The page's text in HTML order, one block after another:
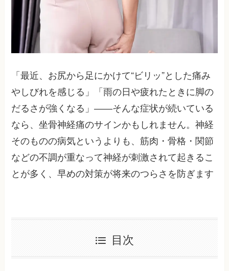
「最近、お尻から足にかけて“ビリッ”とした痛み
やしびれを感じる」「雨の日や疲れたときに脚の
だるさが強くなる」――そんな症状が続いている
なら、坐骨神経痛のサインかもしれません。神経
そのものの病気というよりも、筋肉・骨格・関節
などの不調が重なって神経が刺激されて起きるこ
とが多く、早めの対策が将来のつらさを防ぎます
目次